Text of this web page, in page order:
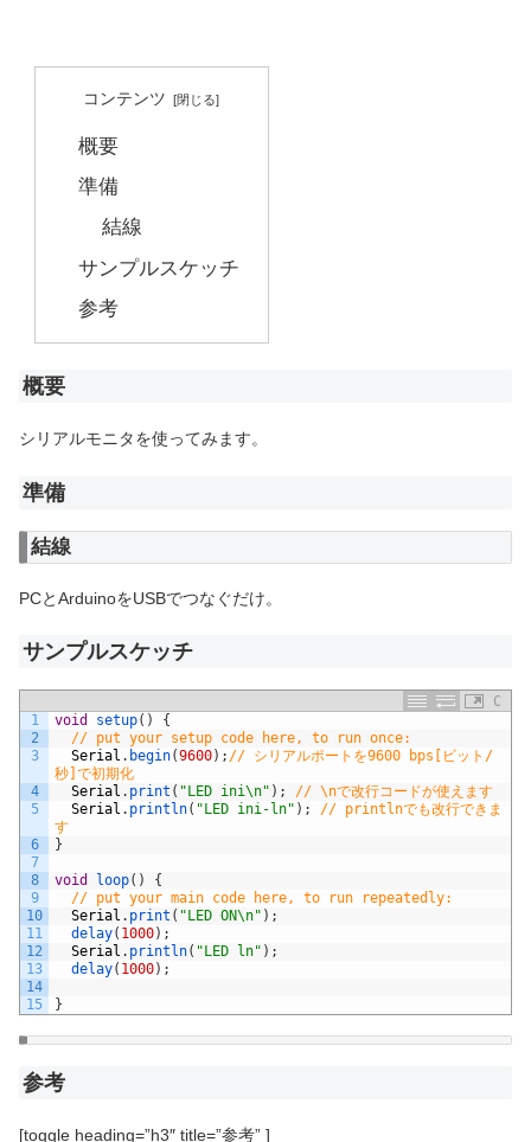
コンテンツ
概要
準備
結線
サンプルスケッチ
参考
概要
シリアルモニタを使ってみます。
準備
結線
PCとArduinoをUSBでつなぐだけ。
サンプルスケッチ
C
1
2
3
4
5
6
7
8
9
10
11
12
13
14
15
void setup( )
{
// put your setup code here, to run once:
Serial . begin(9600) ; // シリアルポートを9600 bps[ビット/
秒]で初期化
Serial . print ( "LED ini\n" ) ;
// \nで改行コードが使えます
Serial . println( "LED ini-ln" ) ;
// printlnでも改行できま
す
}
void loop( )
{
// put your main code here, to run repeatedly:
Serial . print ( "LED ON\n" ) ;
delay( 1000) ;
Serial . println( "LED ln" ) ;
delay( 1000) ;
}
参考
[toggle heading=”h3″ title=”参考” ]